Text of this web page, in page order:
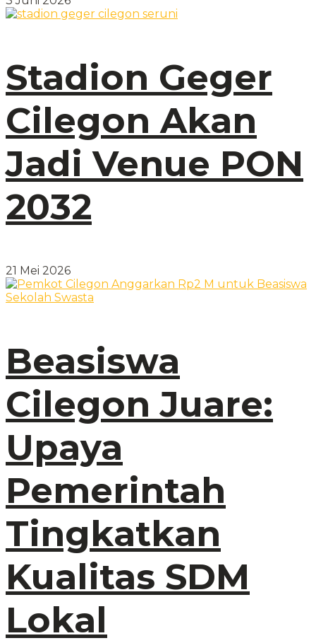
Stadion Geger
Cilegon Akan
Jadi Venue PON
2032
21 Mei 2026
Beasiswa
Cilegon Juare:
Upaya
Pemerintah
Tingkatkan
Kualitas SDM
Lokal